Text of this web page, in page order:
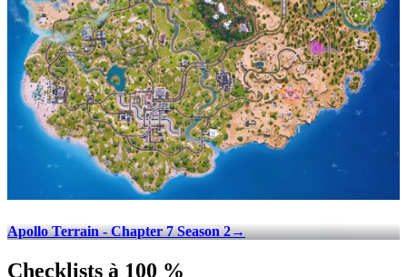
Apollo Terrain - Chapter 7 Season 2→
Checklists à 100 %